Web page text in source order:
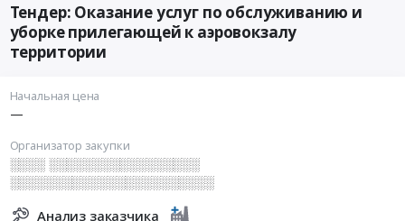
Тендер: Оказание услуг по обслуживанию и
уборке прилегающей к аэровокзалу
территории
Начальная цена
—
Организатор закупки
░░░░ ░░░░░░░░░░░░░░░░░
░░░░░░░░░░░░░░░░░░░░░░░
Анализ заказчика